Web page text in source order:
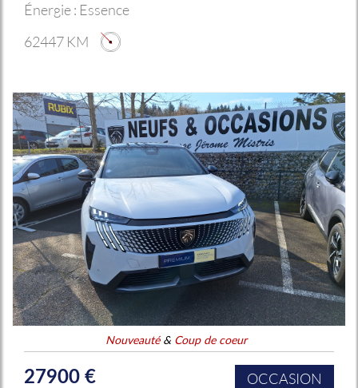
Énergie : Essence
62447 KM
Nouveauté& Coup de coeur
27900 € OCCASION